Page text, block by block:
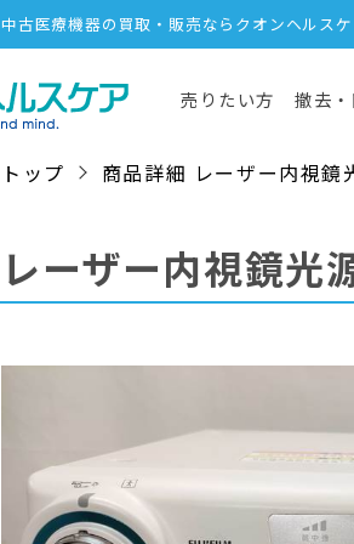
中古医療機器の買取・販売ならクオンヘルス
売りたい方 撤去
トップ 商品詳細 レーザー内視
レーザー内視鏡光